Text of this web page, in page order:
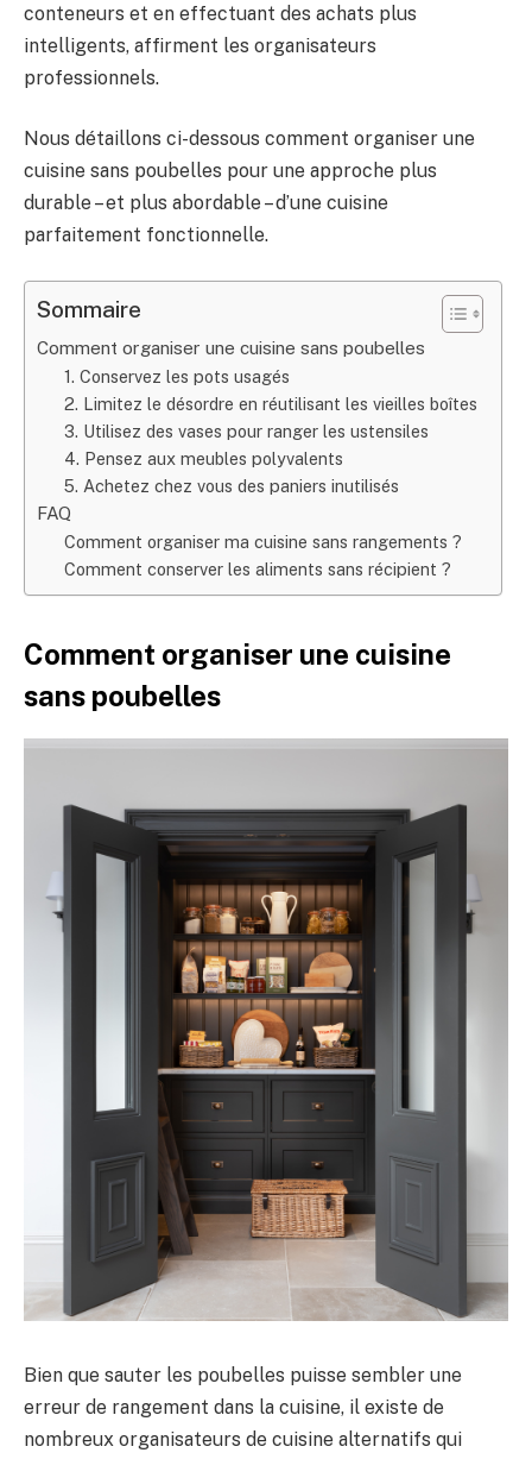
conteneurs et en effectuant des achats plus
intelligents, affirment les organisateurs
professionnels.
Nous détaillons ci-dessous comment organiser une
cuisine sans poubelles pour une approche plus
durable – et plus abordable – d’une cuisine
parfaitement fonctionnelle.
Sommaire
Comment organiser une cuisine sans poubelles
1. Conservez les pots usagés
2. Limitez le désordre en réutilisant les vieilles boîtes
3. Utilisez des vases pour ranger les ustensiles
4. Pensez aux meubles polyvalents
5. Achetez chez vous des paniers inutilisés
FAQ
Comment organiser ma cuisine sans rangements ?
Comment conserver les aliments sans récipient ?
Comment organiser une cuisine
sans poubelles
Bien que sauter les poubelles puisse sembler une
erreur de rangement dans la cuisine, il existe de
nombreux organisateurs de cuisine alternatifs qui